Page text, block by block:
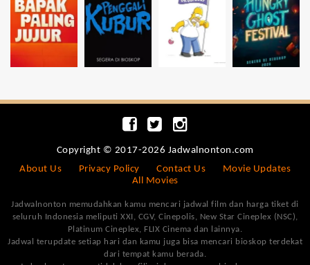
Copyright © 2017-2026 Jadwalnonton.com
About Us
Privacy Policy Contact Us
Movie Updates
All Movies
Jadwalnonton memudahkan kamu mencari jadwal film dan harga tiket di
seluruh Indonesia meliputi XXI, CGV, Cinepolis, New Star Cineplex (NSC),
Platinum Cineplex, FLIX Cinema dan lainnya.
Jadwal terupdate setiap hari dan kamu juga bisa mencari bioskop terdekat
dari tempat kamu berada.